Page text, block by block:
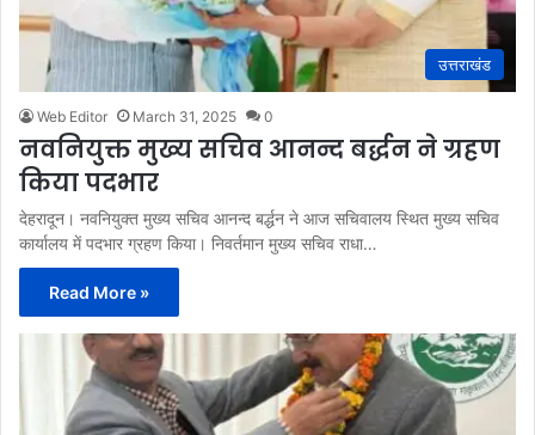
उत्तराखंड
Web Editor March 31, 2025 0
नवनियुक्त मुख्य सचिव आनन्द बर्द्धन ने ग्रहण
किया पदभार
देहरादून। नवनियुक्त मुख्य सचिव आनन्द बर्द्धन ने आज सचिवालय स्थित मुख्य सचिव
कार्यालय में पदभार ग्रहण किया। निवर्तमान मुख्य सचिव राधा…
Read More »